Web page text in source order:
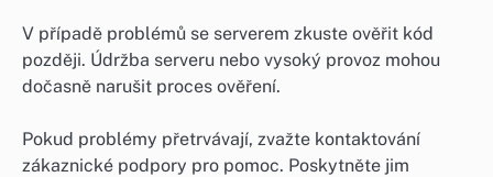
V případě problémů se serverem zkuste ověřit kód
později. Údržba serveru nebo vysoký provoz mohou
dočasně narušit proces ověření.
Pokud problémy přetrvávají, zvažte kontaktování
zákaznické podpory pro pomoc. Poskytněte jim